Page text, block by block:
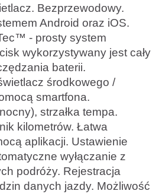
Bezprzewodowy.
Android oraz iOS.
- prosty system
wykorzystywany jest cały
baterii.
środkowego /
smartfona.
strzałka tempa.
kilometrów. Łatwa
aplikacji. Ustawienie
wyłączanie z
podróży. Rejestracja
danych jazdy. Możliwość